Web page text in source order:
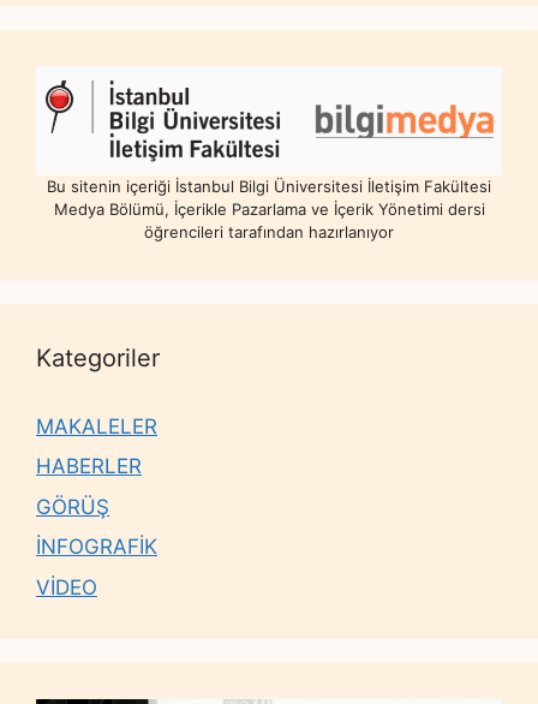
Bu sitenin içeriği İstanbul Bilgi Üniversitesi İletişim Fakültesi
Medya Bölümü, İçerikle Pazarlama ve İçerik Yönetimi dersi
öğrencileri tarafından hazırlanıyor
Kategoriler
MAKALELER
HABERLER
GÖRÜŞ
İNFOGRAFİK
VİDEO